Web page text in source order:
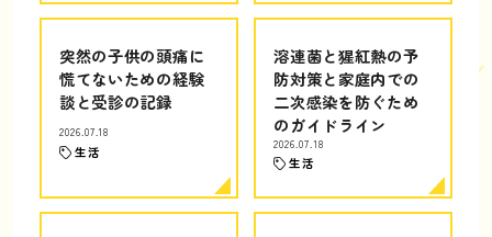
突然の子供の頭痛に
慌てないための経験
談と受診の記録
2026.07.18
生活
溶連菌と猩紅熱の予
防対策と家庭内での
二次感染を防ぐため
のガイドライン
2026.07.18
生活